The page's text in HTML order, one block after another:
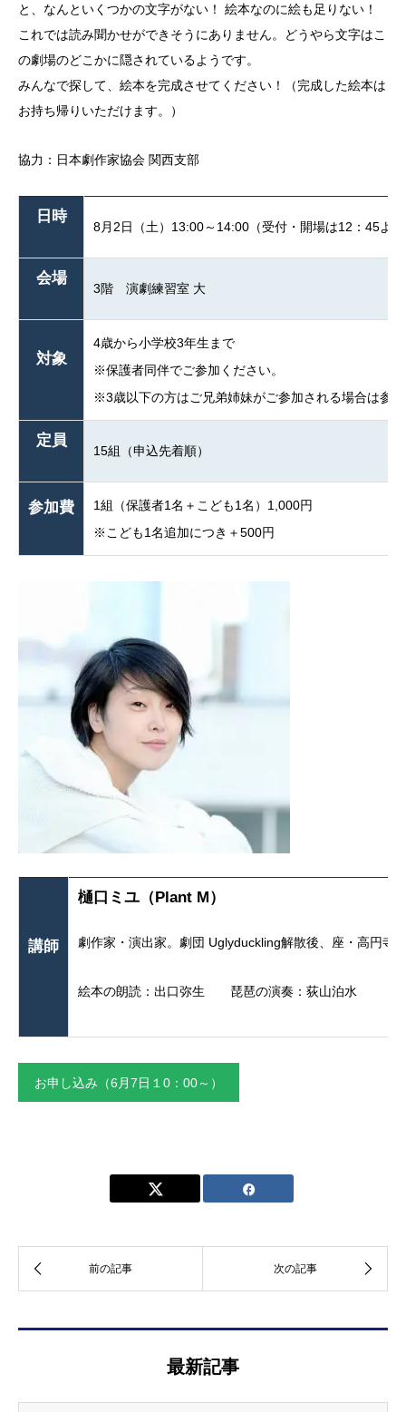
と、なんといくつかの文字がない！ 絵本なのに絵も足りない！
これでは読み聞かせができそうにありません。どうやら文字はこ
の劇場のどこかに隠されているようです。
みんなで探して、絵本を完成させてください！（完成した絵本は
お持ち帰りいただけます。）
協力：日本劇作家協会 関西支部
日時
8月2日（土）13:00～14:00（受付・開場は12：45よ
会場
3階 演劇練習室 大
対象
4歳から小学校3年生まで
※保護者同伴でご参加ください。
※3歳以下の方はご兄弟姉妹がご参加される場合は参
定員
15組（申込先着順）
参加費
1組（保護者1名＋こども1名）1,000円
※こども1名追加につき＋500円
講師
樋口ミユ（Plant M）
劇作家・演出家。劇団 Uglyduckling解散後、座・高円寺
絵本の朗読：出口弥生 琵琶の演奏：荻山泊水
お申し込み（6月7日１0：00～）
最新記事